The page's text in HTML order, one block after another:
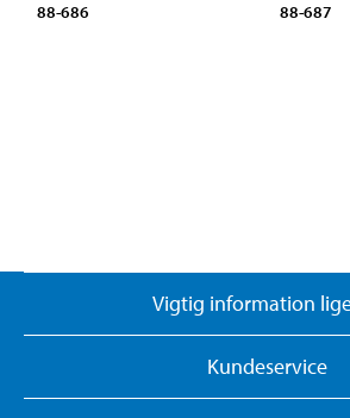
88-686 88-687
Vigtig information
Kundeservice